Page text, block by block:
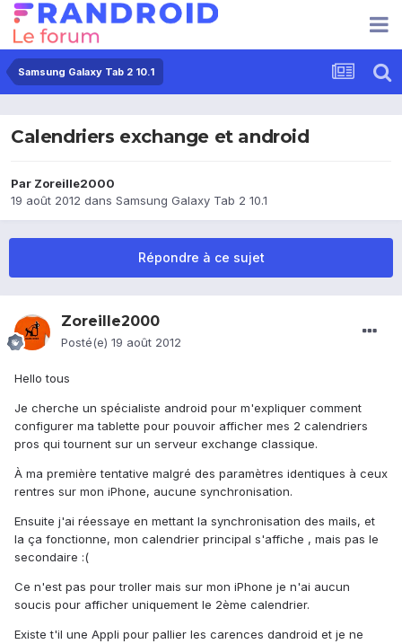
Samsung Galaxy Tab 2 10.1
Calendriers exchange et android
Par Zoreille2000
19 août 2012 dans Samsung Galaxy Tab 2 10.1
Répondre à ce sujet
Zoreille2000
Posté(e) 19 août 2012
Hello tous
Je cherche un spécialiste android pour m'expliquer comment
configurer ma tablette pour pouvoir afficher mes 2 calendriers
pros qui tournent sur un serveur exchange classique.
À ma première tentative malgré des paramètres identiques à ceux
rentres sur mon iPhone, aucune synchronisation.
Ensuite j'ai réessaye en mettant la synchronisation des mails, et
la ça fonctionne, mon calendrier principal s'affiche , mais pas le
secondaire :(
Ce n'est pas pour troller mais sur mon iPhone je n'ai aucun
soucis pour afficher uniquement le 2ème calendrier.
Existe t'il une Appli pour pallier les carences dandroid et je ne